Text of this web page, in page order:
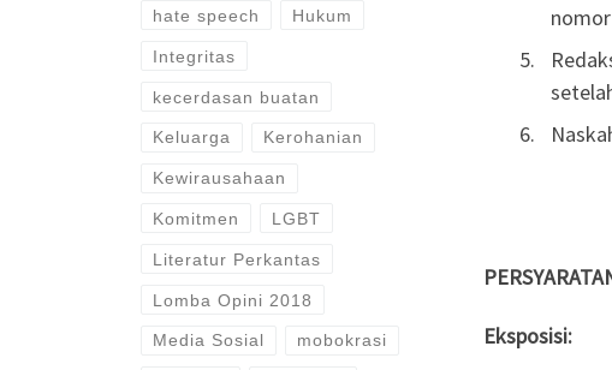
Eksposisi:
hate speech Hukum
Integritas
kecerdasan buatan
Keluarga Kerohanian
Kewirausahaan
Komitmen LGBT
Literatur Perkantas
Lomba Opini 2018
Media Sosial mobokrasi